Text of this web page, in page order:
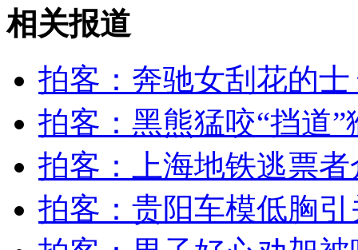
拍客：上海地铁逃票者众生相
山西运城恶犬咬伤多人 警民合力深夜将其击毙
女孩北京地铁殴打老人 痛下狠手拳打脚踢
无痛分娩是否安全 医生回应
相关报道
拍客：奔驰女刮花的
拍客：黑熊猛咬“挡道”
拍客：上海地铁逃票
拍客：贵阳车模低胸引